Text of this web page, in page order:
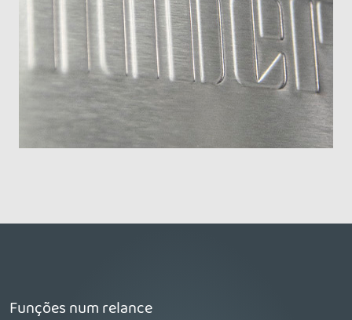
Funções num relance